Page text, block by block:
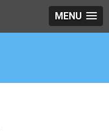
MENU